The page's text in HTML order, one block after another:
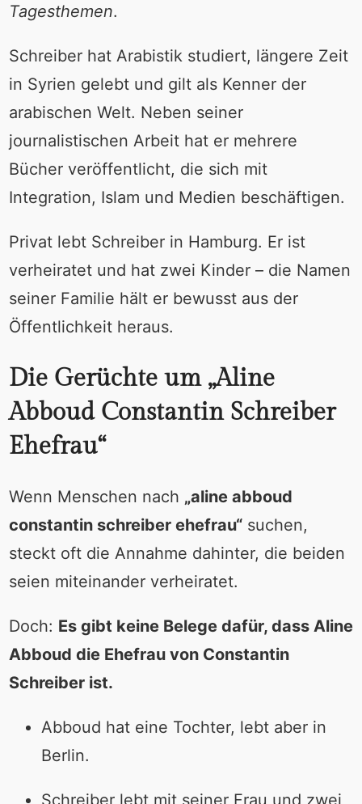
Tagesthemen.
Schreiber hat Arabistik studiert, längere Zeit
in Syrien gelebt und gilt als Kenner der
arabischen Welt. Neben seiner
journalistischen Arbeit hat er mehrere
Bücher veröffentlicht, die sich mit
Integration, Islam und Medien beschäftigen.
Privat lebt Schreiber in Hamburg. Er ist
verheiratet und hat zwei Kinder – die Namen
seiner Familie hält er bewusst aus der
Öffentlichkeit heraus.
Die Gerüchte um „Aline
Abboud Constantin Schreiber
Ehefrau“
Wenn Menschen nach „aline abboud
constantin schreiber ehefrau“suchen,
steckt oft die Annahme dahinter, die beiden
seien miteinander verheiratet.
Doch: Es gibt keine Belege dafür, dass Aline
Abboud die Ehefrau von Constantin
Schreiber ist.
Abboud hat eine Tochter, lebt aber in
Berlin.